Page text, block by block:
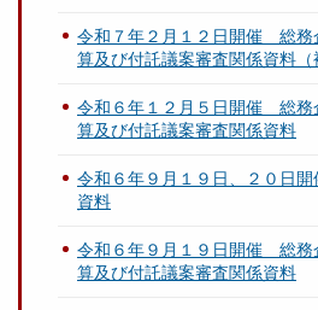
令和７年２月１２日開催 総
算及び付託議案審査関係資料（
令和６年１２月５日開催 総
算及び付託議案審査関係資料
令和６年９月１９日、２０日
資料
令和６年９月１９日開催 総
算及び付託議案審査関係資料